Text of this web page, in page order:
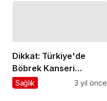
Dikkat: Türkiye'de
Böbrek Kanseri
Vakalarının Sayısı Her
Sağlık 3 yıl önce